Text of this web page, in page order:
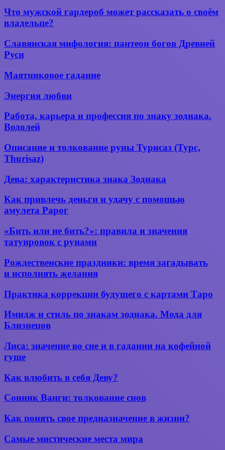
Что
мужской
гардероб
рассказать
о
владельце?
Что мужской гардероб может рассказать о своём
владельце?
Славянская
мифология:
пантеон
Древней
Славянская мифология: пантеон богов Древней
Руси
Маятниковое
Маятниковое гадание
Энергия
любви
Энергия любви
Работа,
карьера
и
по
знаку
Водолей
Работа, карьера и профессия по знаку зодиака.
Водолей
Описание
и толкование
руны
(Турс,
Описание и толкование руны Турисаз (Турс,
Thurisaz)
Дева:
характеристика
знака
Зодиака
Дева: характеристика знака Зодиака
Как
привлечь
деньги
удачу
с
амулета
Рарог
Как привлечь деньги и удачу с помощью
амулета Рарог
«Бить
не бить?»:
и значения
татуировок
«Бить или не бить?»: правила и значения
татуировок с рунами
Рождественские
праздники:
время
и исполнять
Рождественские праздники: время загадывать
и исполнять желания
Практика
коррекции
будущего
с картами
Таро
Практика коррекции будущего с картами Таро
Имидж
и
стиль
знакам
зодиака.
для
Имидж и стиль по знакам зодиака. Мода для
Близнецов
Лиса:
во сне
на кофейной
Лиса: значение во сне и в гадании на кофейной
гуще
Как
в себя
Деву?
Как влюбить в себя Деву?
Сонник
толкование
снов
Сонник Ванги: толкование снов
Как
свое
предназначение
Как понять свое предназначение в жизни?
Самые
Самые мистические места мира